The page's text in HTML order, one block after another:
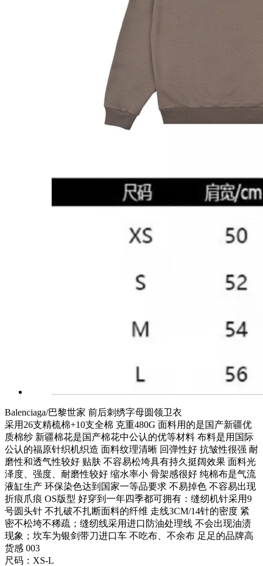
Balenciaga/巴黎世家 前后刺绣字母圆领卫衣
采用26支精梳棉+10支全棉 克重480G 面料用的是国产新疆优
质棉纱 新疆棉花是国产棉花中公认的优等材料 布料是用国际
公认的福原针织机织造 面料纹理清晰 回弹性好 抗皱性很强 耐
磨性和透气性较好 贴肤 不容易松垮具有持久挺阔效果 面料光
泽度、强度、耐磨性较好 缩水率小 骨架感很好 纯棉布是气流
液缸生产 环保染色达到国家一等品要求 不易掉色 不容易出现
折痕爪痕 OS版型 好穿到一年四季都可拥有：缝纫机针采用9
号圆头针 不扎破不扎断面料的纤维 走线3CM/14针的密度 紧
密不松垮不稀疏；缝纫线采用进口防油处理线 不会出现油渍
现象；坎车为银剑带刀进口车 不吃布、不余布 足足的品牌高
货感 003
尺码：XS-L